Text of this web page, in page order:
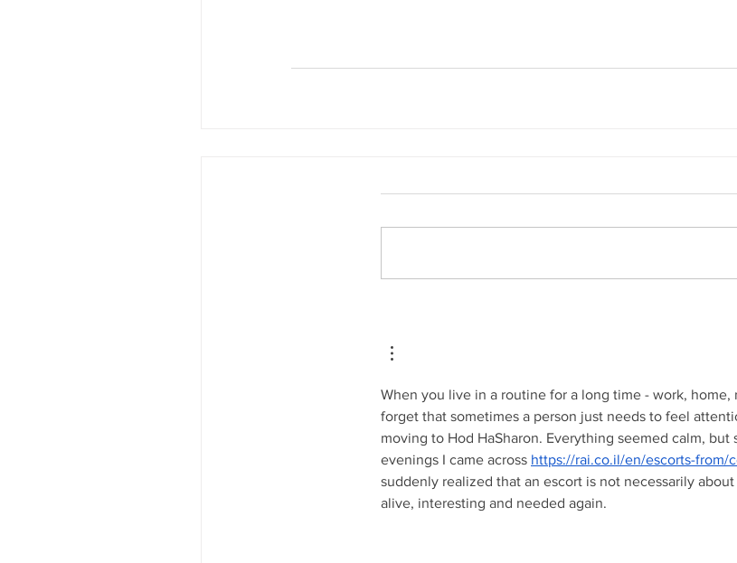
When you live in a routine for a long time - work,
forget that sometimes a person just needs to feel
moving to Hod HaSharon. Everything seemed calm,
evenings I came across https://rai.co.il/en/escorts-from/
suddenly realized that an escort is not necessarily
alive, interesting and needed again.